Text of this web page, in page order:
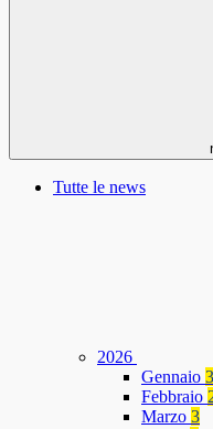
Tutte le news
2026
Gennaio 3
Febbraio
Marzo 3